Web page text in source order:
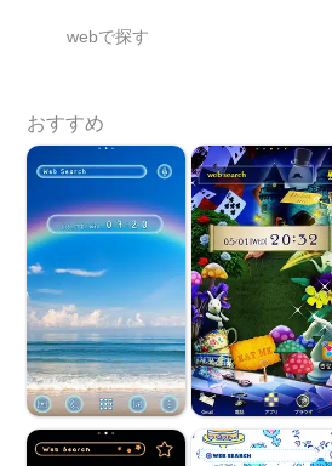
webで探す
おすすめ